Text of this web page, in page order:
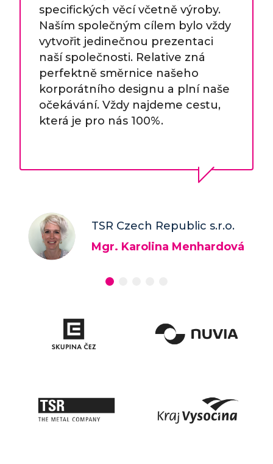
specifických věcí včetně výroby.
Naším společným cílem bylo vždy
vytvořit jedinečnou prezentaci
naší společnosti. Relative zná
perfektně směrnice našeho
korporátního designu a plní naše
očekávání. Vždy najdeme cestu,
která je pro nás 100%.
TSR Czech Republic s.r.o.
Mgr. Karolina Menhardová